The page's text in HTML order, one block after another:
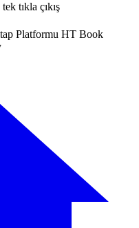
tıkla çıkış
Platformu HT Book